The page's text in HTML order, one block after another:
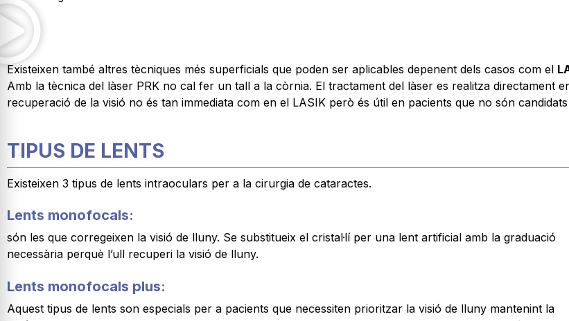
Existeixen també altres tècniques més superficials que poden ser aplicables depenent dels casos com el
Amb la tècnica del làser PRK no cal fer un tall a la còrnia. El tractament del làser es realitza directament
recuperació de la visió no és tan immediata com en el LASIK però és útil en pacients que no són
TIPUS DE LENTS
Existeixen 3 tipus de lents intraoculars per a la cirurgia de cataractes.
Lents monofocals:
són les que corregeixen la visió de lluny. Se substitueix el cristal·lí per una lent artificial amb la graduació
necessària perquè l’ull recuperi la visió de lluny.
Lents monofocals plus:
Aquest tipus de lents son especials per a pacients que necessiten prioritzar la visió de lluny mantenint la